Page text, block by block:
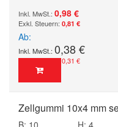
0,98 €
0,81 €
Ab
0,38 €
0,31 €
Zellgummi 10x4 mm
B: 10 H: 4